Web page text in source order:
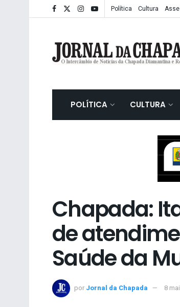
Política Cultura
POLÍTICA CULTURA
Chapada:
de
Saúde da
por Jornal da Chapada 8